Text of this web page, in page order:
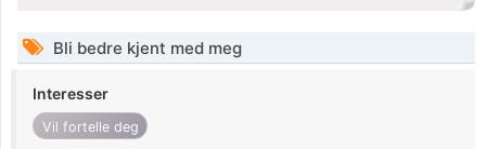
Bli bedre kjent med meg
Interesser
Vil fortelle deg